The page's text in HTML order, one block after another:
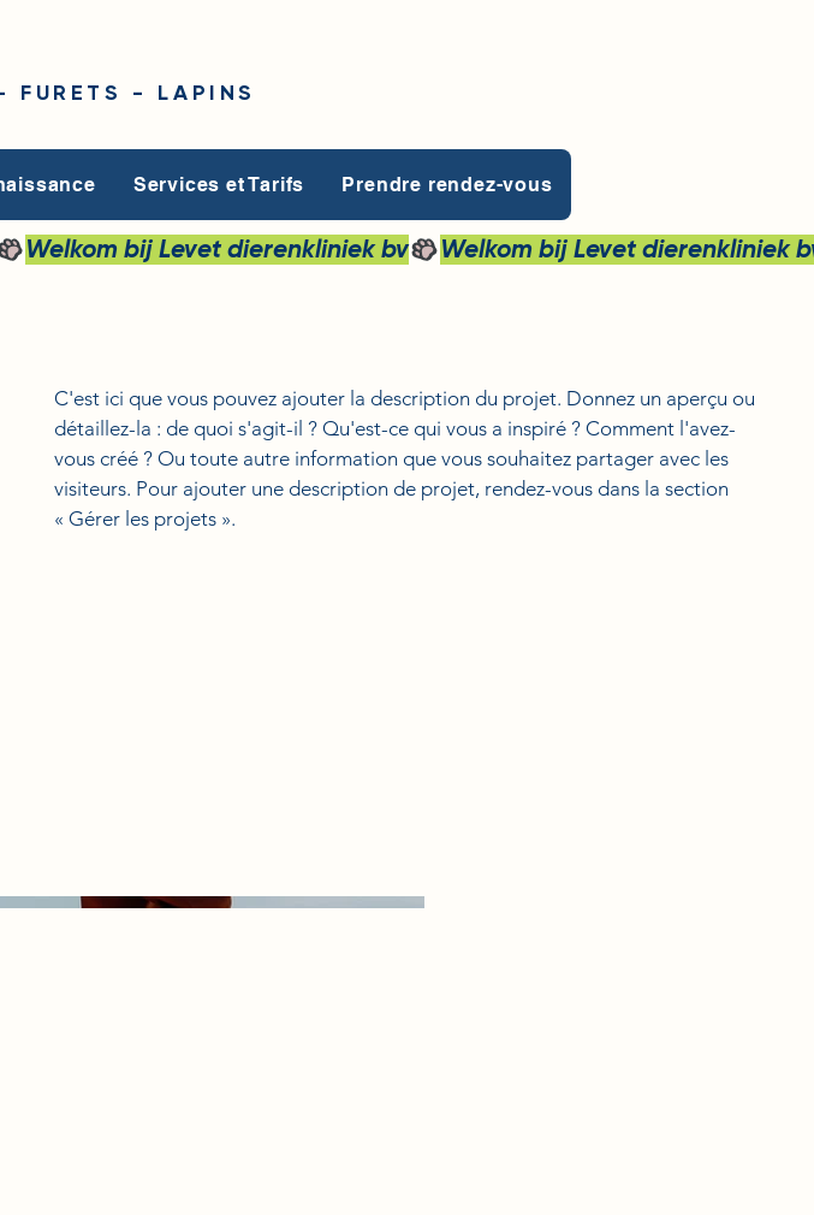
FURETS - LAPINS
Services et Tarifs Prendre rendez-vous
C'est ici que vous pouvez ajouter la description du projet. Donnez un aperçu ou
détaillez-la : de quoi s'agit-il ? Qu'est-ce qui vous a inspiré ? Comment l'avez-
vous créé ? Ou toute autre information que vous souhaitez partager avec les
visiteurs. Pour ajouter une description de projet, rendez-vous dans la section
« Gérer les projets ».